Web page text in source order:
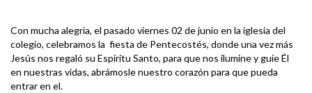
Con mucha alegría, el pasado viernes 02 de junio en la iglesia del
colegio, celebramos la fiesta de Pentecostés, donde una vez más
Jesús nos regaló su Espíritu Santo, para que nos ilumine y guíe Él
en nuestras vidas, abrámosle nuestro corazón para que pueda
entrar en el.